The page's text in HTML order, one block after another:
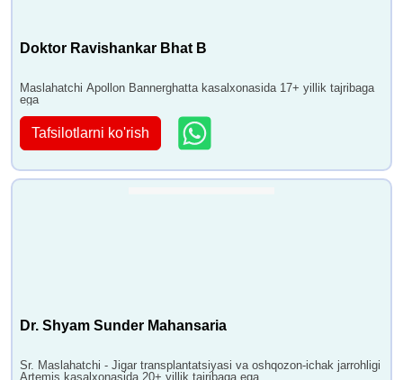
Doktor Ravishankar Bhat B
Maslahatchi Apollon Bannerghatta kasalxonasida 17+ yillik tajribaga
ega
Tafsilotlarni ko'rish
Dr. Shyam Sunder Mahansaria
Sr. Maslahatchi - Jigar transplantatsiyasi va oshqozon-ichak jarrohligi
Artemis kasalxonasida 20+ yillik tajribaga ega